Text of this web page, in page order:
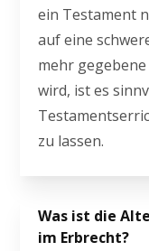
ein Testament
auf eine
mehr
wird, ist es
zu lassen.
Was ist die
im Erbrecht?